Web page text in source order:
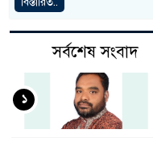
সর্বশেষ সংবাদ
১